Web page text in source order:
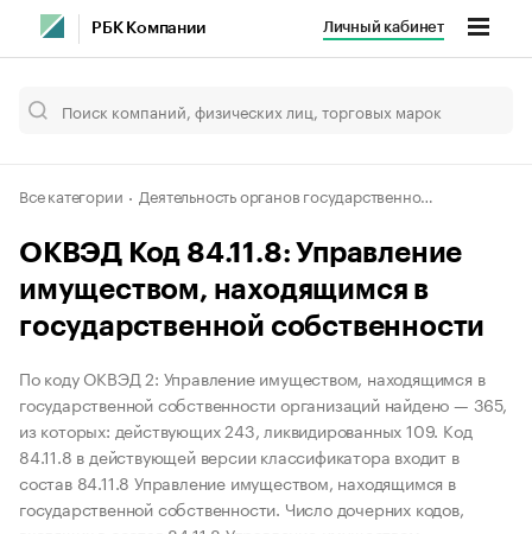
РБК Компании Личный кабинет
Все категории Деятельность органов государственного управления и местного самоуправления по вопросам общего характера
ОКВЭД Код 84.11.8: Управление
имуществом, находящимся в
государственной собственности
По коду ОКВЭД 2: Управление имуществом, находящимся в
государственной собственности организаций найдено — 365,
из которых: действующих 243, ликвидированных 109. Код
84.11.8 в действующей версии классификатора входит в
состав 84.11.8 Управление имуществом, находящимся в
государственной собственности. Число дочерних кодов,